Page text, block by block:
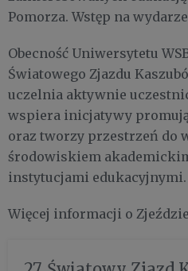
Pomorza. Wstęp na
Obecność Uniwersytetu
Światowego Zjazdu
uczelnia aktywnie
wspiera inicjatywy
oraz tworzy przestrzeń do
środowiskiem
instytucjami edukacyjnymi.
Więcej informacji o